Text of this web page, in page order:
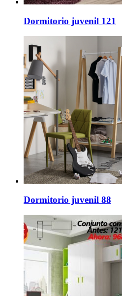
Dormitorio juvenil 121
Dormitorio juvenil 88